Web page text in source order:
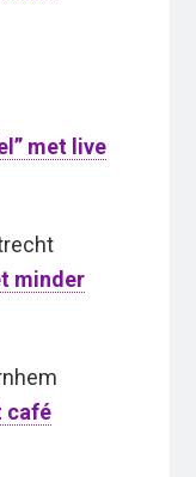
met live
minder
café